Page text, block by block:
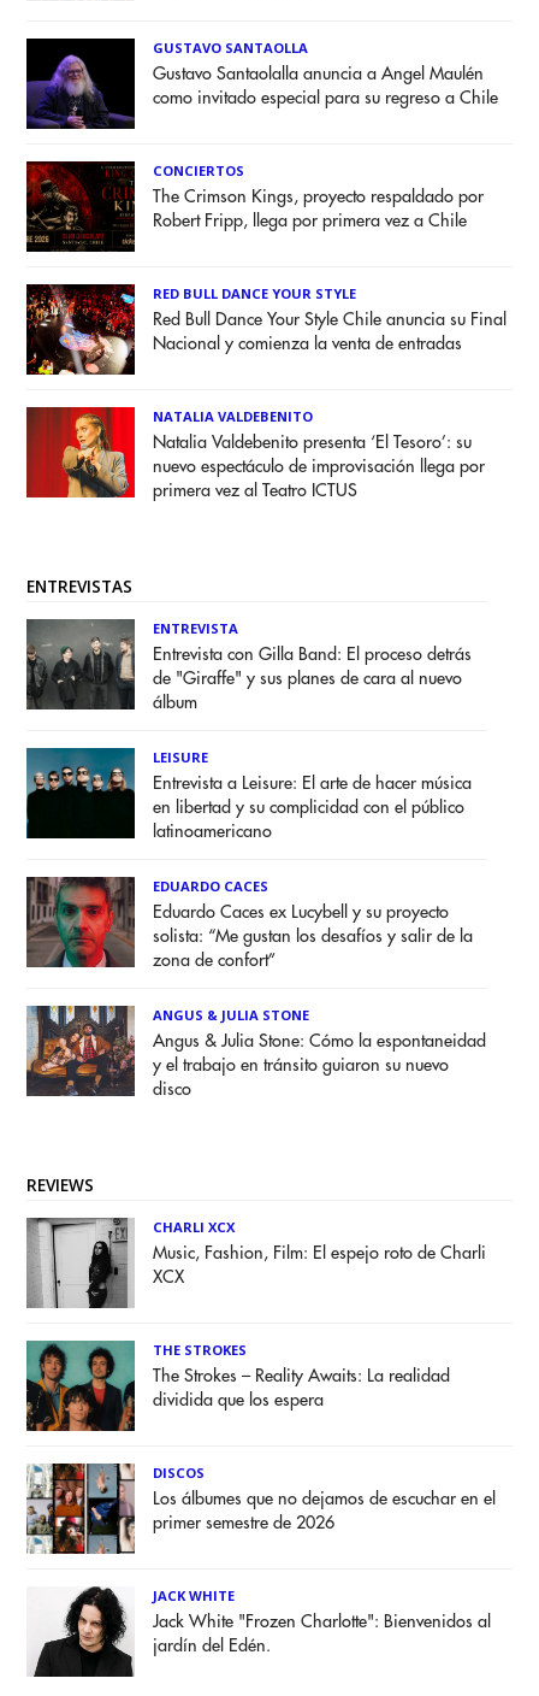
GUSTAVO SANTAOLLA
Gustavo Santaolalla anuncia a Angel Maulén
como invitado especial para su regreso a Chile
CONCIERTOS
The Crimson Kings, proyecto respaldado por
Robert Fripp, llega por primera vez a Chile
RED BULL DANCE YOUR STYLE
Red Bull Dance Your Style Chile anuncia su Final
Nacional y comienza la venta de entradas
NATALIA VALDEBENITO
Natalia Valdebenito presenta ‘El Tesoro’: su
nuevo espectáculo de improvisación llega por
primera vez al Teatro ICTUS
ENTREVISTAS
ENTREVISTA
Entrevista con Gilla Band: El proceso detrás
de "Giraffe" y sus planes de cara al nuevo
álbum
LEISURE
Entrevista a Leisure: El arte de hacer música
en libertad y su complicidad con el público
latinoamericano
EDUARDO CACES
Eduardo Caces ex Lucybell y su proyecto
solista: “Me gustan los desafíos y salir de la
zona de confort”
ANGUS & JULIA STONE
Angus & Julia Stone: Cómo la espontaneidad
y el trabajo en tránsito guiaron su nuevo
disco
REVIEWS
CHARLI XCX
Music, Fashion, Film: El espejo roto de Charli
XCX
THE STROKES
The Strokes – Reality Awaits: La realidad
dividida que los espera
DISCOS
Los álbumes que no dejamos de escuchar en el
primer semestre de 2026
JACK WHITE
Jack White "Frozen Charlotte": Bienvenidos al
jardín del Edén.